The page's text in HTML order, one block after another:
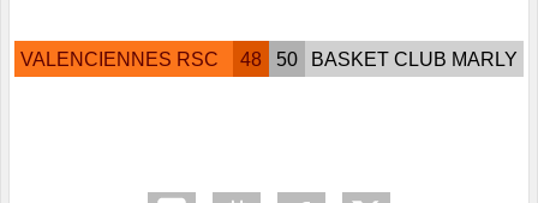
VALENCIENNES RSC 48 50 BASKET CLUB MARLY